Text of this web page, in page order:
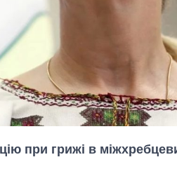
при грижі в